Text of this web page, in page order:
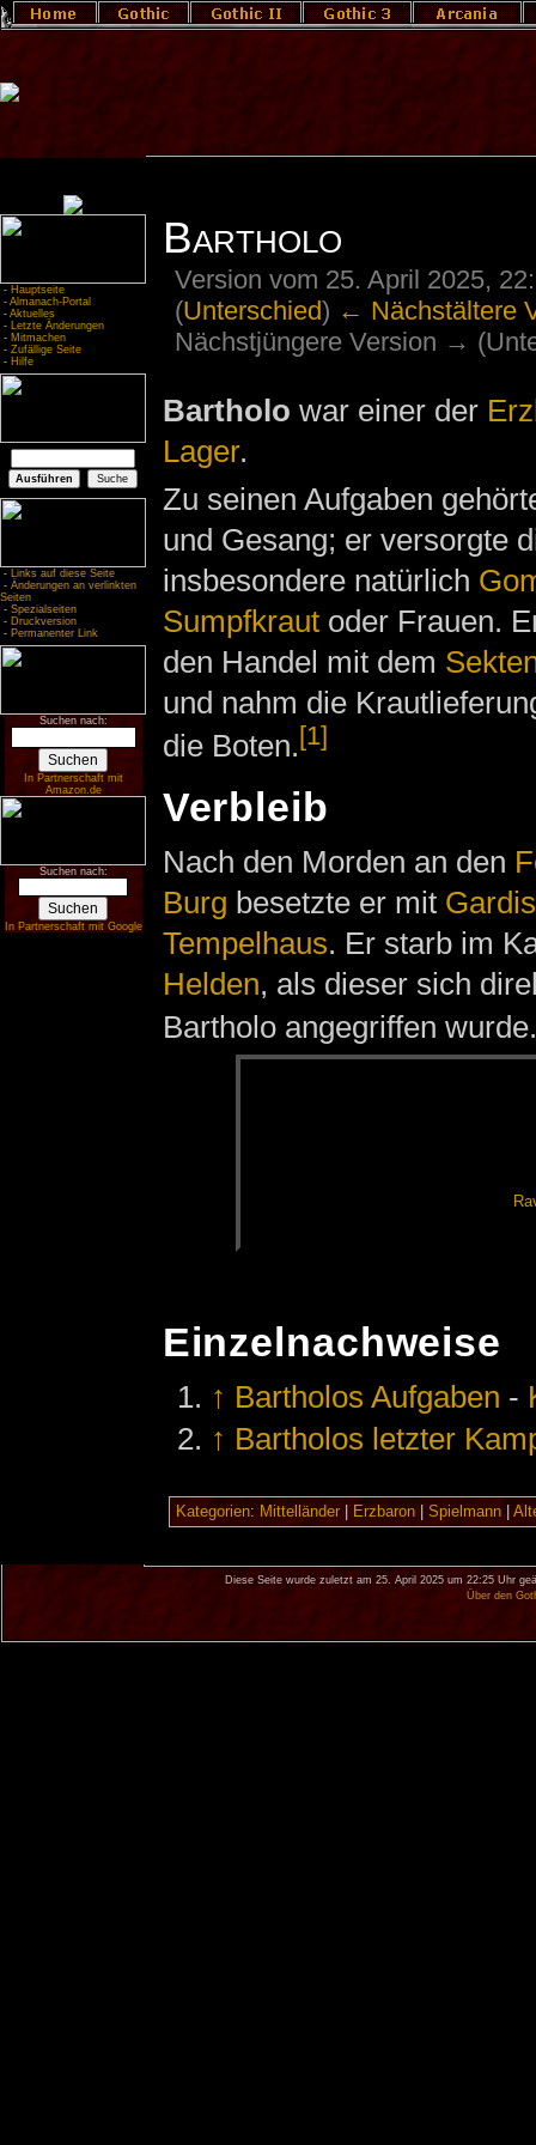
- Hauptseite
- Almanach-Portal
- Aktuelles
- Letzte Änderungen
- Mitmachen
- Zufällige Seite
- Hilfe
- Links auf diese Seite
- Änderungen an verlinkten
Seiten
- Spezialseiten
- Druckversion
- Permanenter Link
Suchen nach:
In Partnerschaft mit
Amazon.de
Suchen nach:
In Partnerschaft mit Google
Bartholo
Version vom 25. April 2025,
(Unterschied) ← Nächstältere
Nächstjüngere Version →
Bartholo war einer der
Lager.
Zu seinen Aufgaben
und Gesang; er versorgte
insbesondere natürlich
Sumpfkrautoder Frauen.
den Handel mit dem
und nahm die
die Boten.[1]
Verbleib
Nach den Morden an den
Burg besetzte er mit
Tempelhaus. Er starb im
Helden, als dieser sich
Bartholo angegriffen wurde.
Einzelnachweise
↑ Bartholos Aufgaben -
↑ Bartholos letzter
Kategorien: Mittelländer| Erzbaron| Spielmann|
Diese Seite wurde zuletzt am 25. April 2025 um 22:25 Uhr
Über den